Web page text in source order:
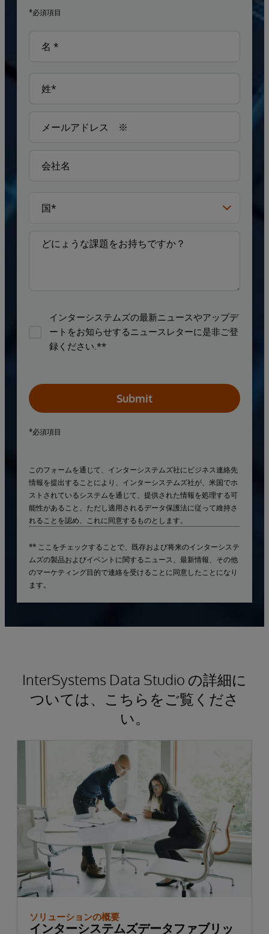
*必須項目
インターシステムズの最新ニュースやアップデ
ートをお知らせするニュースレターに是非ご登
録ください.**
Submit
*必須項目
このフォームを通じて、インターシステムズ社にビジネス連絡先
情報を提出することにより、インターシステムズ社が、米国でホ
ストされているシステムを通じて、提供された情報を処理する可
能性があること、ただし適用されるデータ保護法に従って維持さ
れることを認め、これに同意するものとします。
** ここをチェックすることで、既存および将来のインターシステ
ムズの製品およびイベントに関するニュース、最新情報、その他
のマーケティング目的で連絡を受けることに同意したことになり
ます。
InterSystems Data Studio の詳細に
ついては、こちらをご覧くださ
い。
ソリューションの概要
インターシステムズデータファブリッ